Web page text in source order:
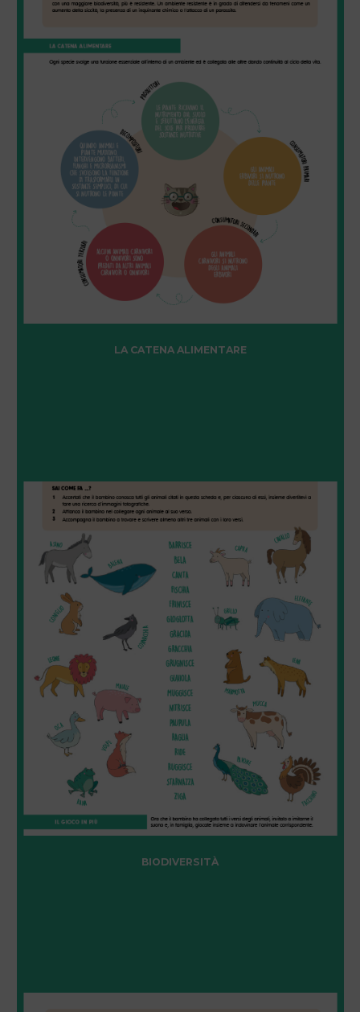
LA CATENA ALIMENTARE
BIODIVERSITÀ